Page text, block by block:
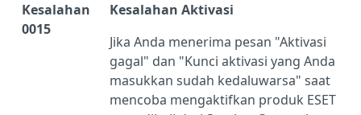
Kesalahan
0015
Kesalahan Aktivasi
Jika Anda menerima pesan "Aktivasi
gagal" dan "Kunci aktivasi yang Anda
masukkan sudah kedaluwarsa" saat
mencoba mengaktifkan produk ESET